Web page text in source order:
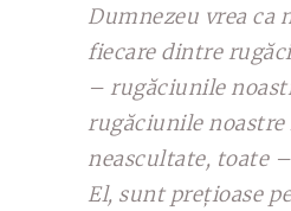
Dumnezeu vrea ca
fiecare dintre
– rugăciunile
rugăciunile noastre
neascultate, toate
El, sunt prețioase